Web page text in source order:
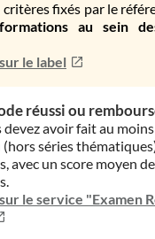
fixés par le
au sein
le label
réussi ou
devez avoir fait au
(hors séries
avec un score moyen
le service "Examen